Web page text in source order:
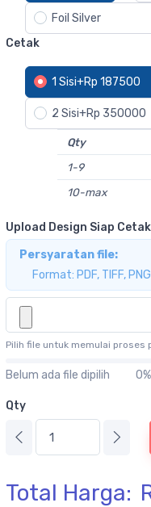
Foil Silver
Cetak
1 Sisi+Rp 187500
2 Sisi+Rp 350000
Qty
1-9
10-max
Upload Design Siap Cetak
Persyaratan file:
Format: PDF, TIFF,
Pilih file untuk memulai proses
0%
Belum ada file dipilih
Qty
Total Harga: